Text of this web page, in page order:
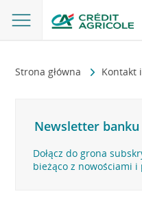
Strona główna Kontakt
Newsletter
Dołącz do grona
bieżąco z nowościami